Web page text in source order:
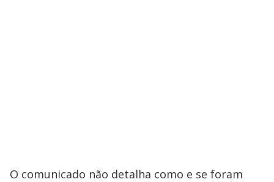
O comunicado não detalha como e se foram